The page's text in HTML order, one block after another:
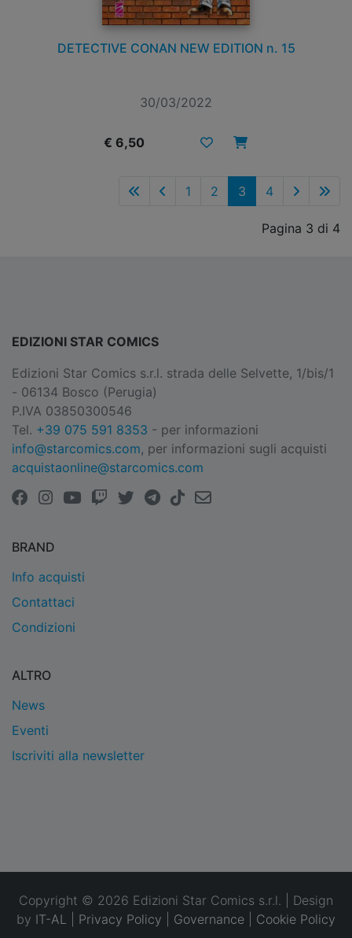
DETECTIVE CONAN NEW EDITION n. 15
30/03/2022
€ 6,50
1 2 3 4
Pagina 3 di 4
EDIZIONI STAR COMICS
Edizioni Star Comics s.r.l. strada delle Selvette, 1/bis/1
- 06134 Bosco (Perugia)
P.IVA 03850300546
Tel. +39 075 591 8353 - per informazioni
info@starcomics.com, per informazioni sugli acquisti
acquistaonline@starcomics.com
BRAND
Info acquisti
Contattaci
Condizioni
ALTRO
News
Eventi
Iscriviti alla newsletter
Copyright © 2026 Edizioni Star Comics s.r.l. | Design
by IT-AL Privacy Policy Governance Cookie Policy